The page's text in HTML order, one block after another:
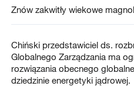
Znów zakwitły wiekowe
Chiński przedstawiciel ds.
Globalnego Zarządzania ma
rozwiązania obecnego
dziedzinie energetyki jądrowej.